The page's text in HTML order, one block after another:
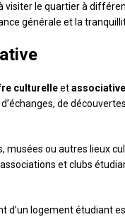
visiter le quartier à
générale et la
culturelleetassociative
de
musées ou autres lieux
et clubs
d’un logement étudiant